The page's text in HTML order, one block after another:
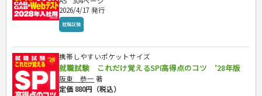
2026/4/17 発行
就職試験
携帯しやすいポケットサイズ
就職試験 これだけ覚えるSPI高得点のコツ ’28年版
阪東 恭一 著
定価 880円（税込）